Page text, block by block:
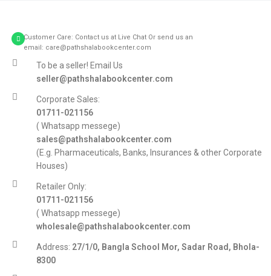
Customer Care: Contact us at Live Chat Or send us an
email: care@pathshalabookcenter.com
To be a seller! Email Us
seller@pathshalabookcenter.com
Corporate Sales:
01711-021156
( Whatsapp messege)
sales@pathshalabookcenter.com
(E.g. Pharmaceuticals, Banks, Insurances & other Corporate
Houses)
Retailer Only:
01711-021156
( Whatsapp messege)
wholesale@pathshalabookcenter.com
Address: 27/1/0, Bangla School Mor, Sadar Road, Bhola-
8300